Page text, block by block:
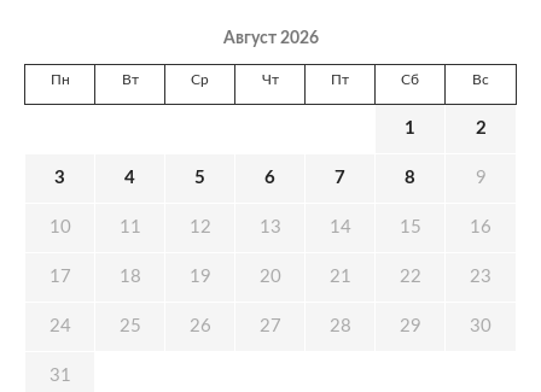
Август 2026
Пн Вт Ср Чт Пт Сб Вс
1 2
3 4 5 6 7 8 9
10 11 12 13 14 15 16
17 18 19 20 21 22 23
24 25 26 27 28 29 30
31